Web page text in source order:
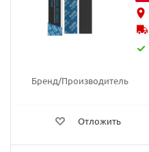
Бренд/Производитель
Отложить